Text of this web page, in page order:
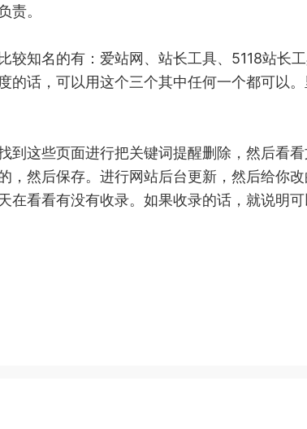
责。
名的有：爱站网、站长工具、5118站长工
话，可以用这个三个其中任何一个都可以
这些页面进行把关键词提醒删除，然后看
，然后保存。进行网站后台更新，然后给你
看看有没有收录。如果收录的话，就说明可